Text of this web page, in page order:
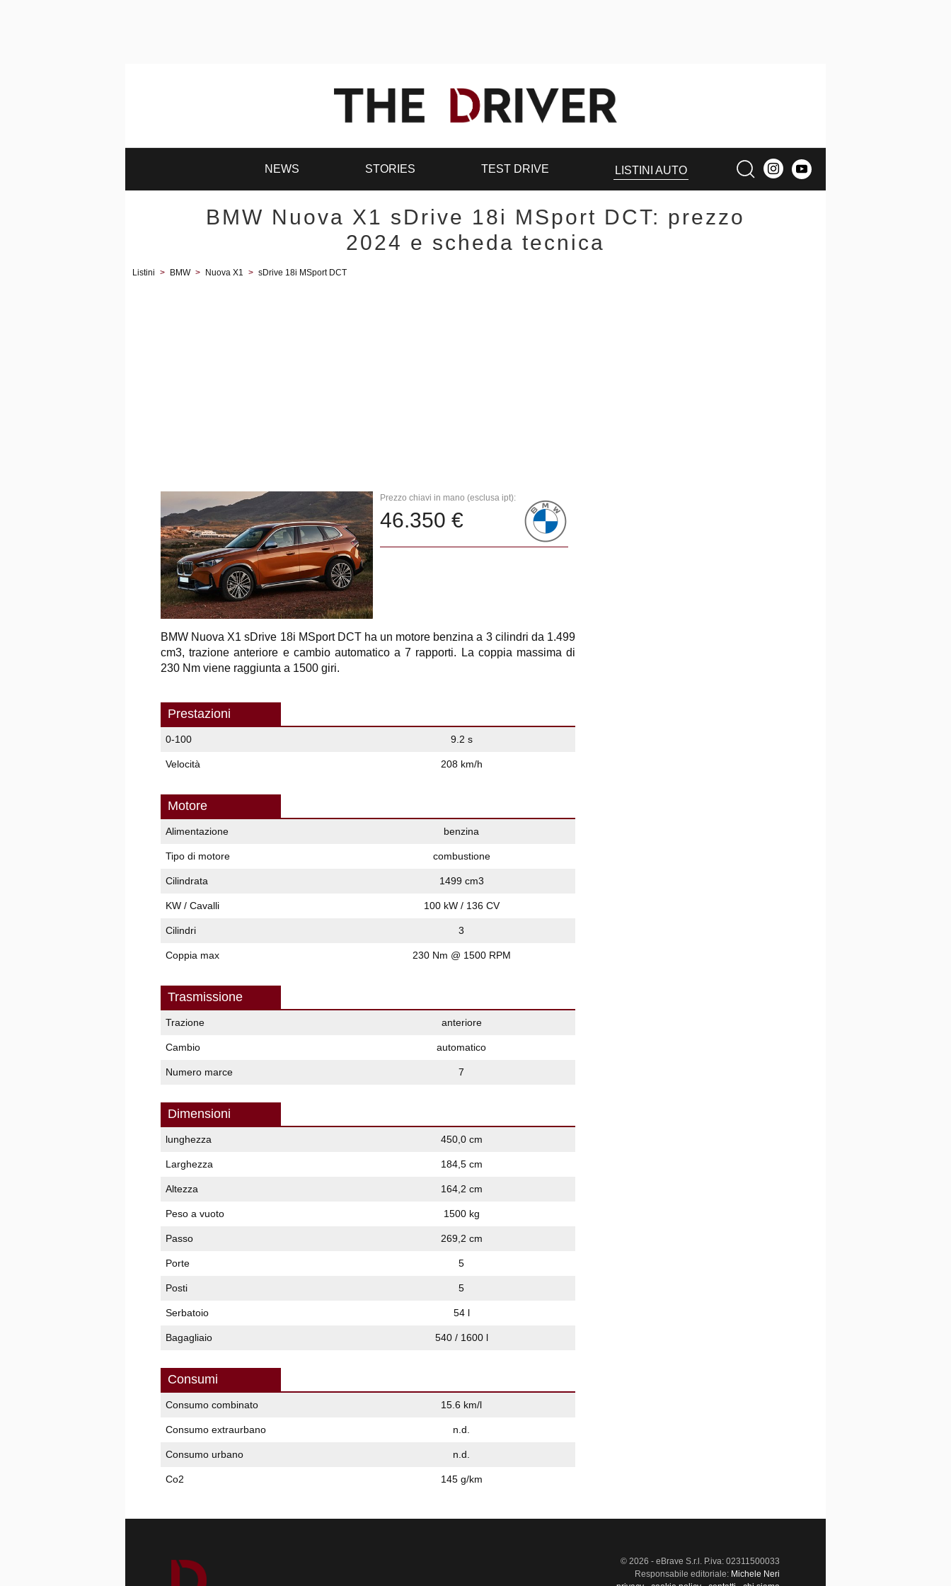
NEWS STORIES TEST DRIVE LISTINI AUTO
BMW Nuova X1 sDrive 18i MSport DCT: prezzo
2024 e scheda tecnica
Listini > BMW > Nuova X1 > sDrive 18i MSport DCT
Prezzo chiavi in mano (esclusa ipt):
46.350 €
BMW Nuova X1 sDrive 18i MSport DCT ha un motore benzina a 3 cilindri da 1.499
cm3, trazione anteriore e cambio automatico a 7 rapporti. La coppia massima di
230 Nm viene raggiunta a 1500 giri.
Prestazioni
0-100 9.2 s
Velocità 208 km/h
Motore
Alimentazione benzina
Tipo di motore combustione
Cilindrata 1499 cm3
KW / Cavalli 100 kW / 136 CV
Cilindri 3
Coppia max 230 Nm @ 1500 RPM
Trasmissione
Trazione anteriore
Cambio automatico
Numero marce 7
Dimensioni
lunghezza 450,0 cm
Larghezza 184,5 cm
Altezza 164,2 cm
Peso a vuoto 1500 kg
Passo 269,2 cm
Porte 5
Posti 5
Serbatoio 54 l
Bagagliaio 540 / 1600 l
Consumi
Consumo combinato 15.6 km/l
Consumo extraurbano n.d.
Consumo urbano n.d.
Co2 145 g/km
© 2026 - eBrave S.r.l. P.iva: 02311500033
Responsabile editoriale: Michele Neri